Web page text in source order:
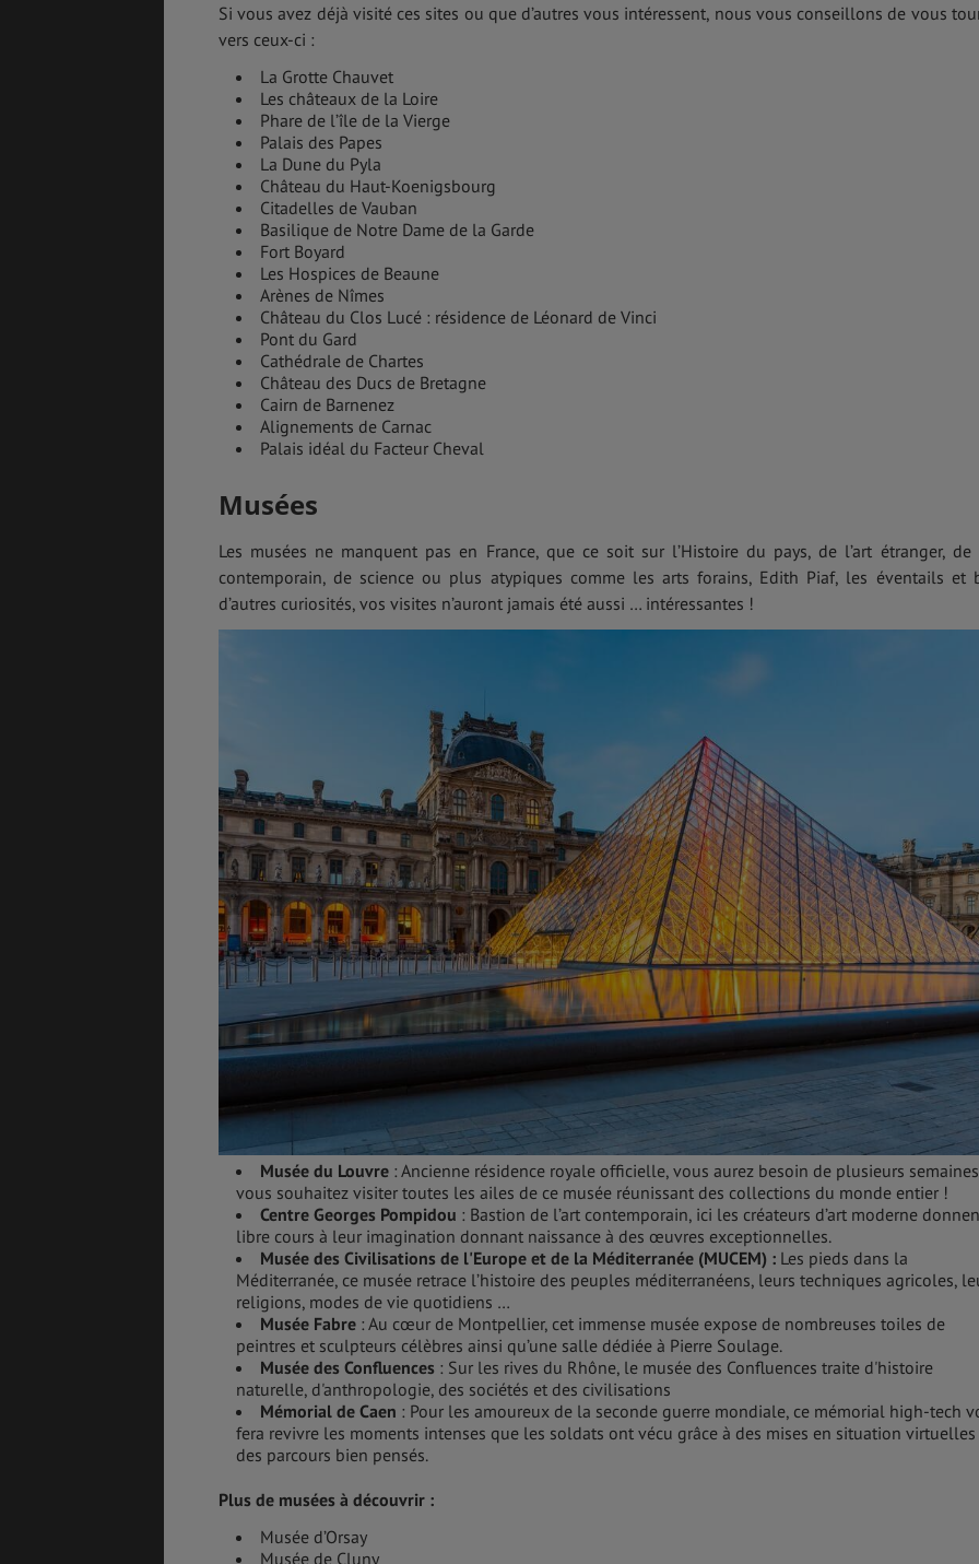
Si vous avez déjà visité ces sites ou que d’autres vous intéressent, nous vous conseillons de vous
vers ceux-ci :
La Grotte Chauvet
Les châteaux de la Loire
Phare de l’île de la Vierge
Palais des Papes
La Dune du Pyla
Château du Haut-Koenigsbourg
Citadelles de Vauban
Basilique de Notre Dame de la Garde
Fort Boyard
Les Hospices de Beaune
Arènes de Nîmes
Château du Clos Lucé : résidence de Léonard de Vinci
Pont du Gard
Cathédrale de Chartes
Château des Ducs de Bretagne
Cairn de Barnenez
Alignements de Carnac
Palais idéal du Facteur Cheval
Musées
Les musées ne manquent pas en France, que ce soit sur l’Histoire du pays, de l’art étranger, de
contemporain, de science ou plus atypiques comme les arts forains, Edith Piaf, les éventails et
d’autres curiosités, vos visites n’auront jamais été aussi … intéressantes !
Musée du Louvre : Ancienne résidence royale officielle, vous aurez besoin de plusieurs
vous souhaitez visiter toutes les ailes de ce musée réunissant des collections du monde entier !
Centre Georges Pompidou : Bastion de l’art contemporain, ici les créateurs d’art moderne
libre cours à leur imagination donnant naissance à des œuvres exceptionnelles.
Musée des Civilisations de l'Europe et de la Méditerranée (MUCEM) : Les pieds dans la
Méditerranée, ce musée retrace l’histoire des peuples méditerranéens, leurs techniques agricoles,
religions, modes de vie quotidiens …
Musée Fabre : Au cœur de Montpellier, cet immense musée expose de nombreuses toiles de
peintres et sculpteurs célèbres ainsi qu’une salle dédiée à Pierre Soulage.
Musée des Confluences : Sur les rives du Rhône, le musée des Confluences traite d'histoire
naturelle, d'anthropologie, des sociétés et des civilisations
Mémorial de Caen : Pour les amoureux de la seconde guerre mondiale, ce mémorial high-tech
fera revivre les moments intenses que les soldats ont vécu grâce à des mises en situation
des parcours bien pensés.
Plus de musées à découvrir :
Musée d’Orsay
Musée de Cluny